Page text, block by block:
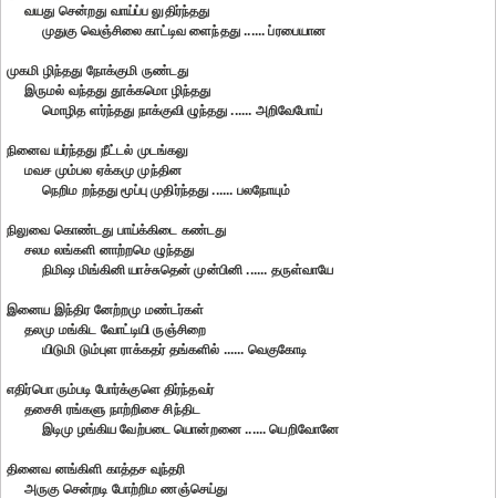
வயது சென்றது வாய்ப்ப லுதிர்ந்தது
முதுகு வெஞ்சிலை காட்டிவ ளைந்தது ...... ப்ரபையான
முகமி ழிந்தது நோக்குமி ருண்டது
இருமல் வந்தது தூக்கமொ ழிந்தது
மொழித ளர்ந்தது நாக்குவி ழுந்தது ...... அறிவேபோய்
நினைவ யர்ந்தது நீட்டல் முடங்கலு
மவச மும்பல ஏக்கமு முந்தின
நெறிம றந்தது மூப்பு முதிர்ந்தது ...... பலநோயும்
நிலுவை கொண்டது பாய்க்கிடை கண்டது
சலம லங்களி னாற்றமெ ழுந்தது
நிமிஷ மிங்கினி யாச்சுதென் முன்பினி ...... தருள்வாயே
இனைய இந்திர னேற்றமு மண்டர்கள்
தலமு மங்கிட வோட்டியி ருஞ்சிறை
யிடுமி டும்புள ராக்கதர் தங்களில் ...... வெகுகோடி
எதிர்பொ ரும்படி போர்க்குளெ திர்ந்தவர்
தசைசி ரங்களு நாற்றிசை சிந்திட
இடிமு ழங்கிய வேற்படை யொன்றனை ...... யெறிவோனே
தினைவ னங்கிளி காத்தச வுந்தரி
அருகு சென்றடி போற்றிம ணஞ்செய்து